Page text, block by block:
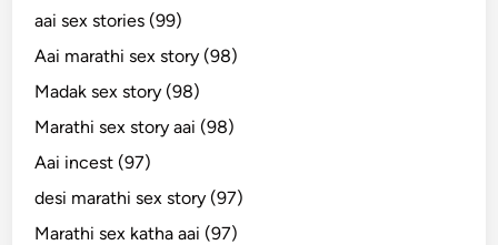
aai sex stories (99)
Aai marathi sex story (98)
Madak sex story (98)
Marathi sex story aai (98)
Aai incest (97)
desi marathi sex story (97)
Marathi sex katha aai (97)